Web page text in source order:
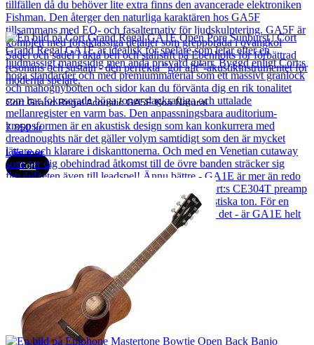
Cort Grand Regal Acoustic GA5F Koa Natural
7 850kr
Läs mer
Cort
Cort Grand Regal GA1E Open Pore Sunburst
Läs mer
Cort